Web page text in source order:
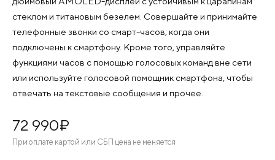
стеклом и титановым безелем. Совершайте и принимайте
телефонные звонки со смарт-часов, когда они
подключены к смартфону. Кроме того, управляйте
функциями часов с помощью голосовых команд вне сети
или используйте голосовой помощник смартфона, чтобы
отвечать на текстовые сообщения и прочее.
72 990¤
При оплате картой или СБП цена не меняется